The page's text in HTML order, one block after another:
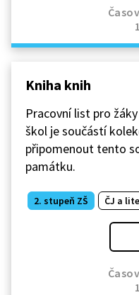
Kniha knih
Pracovní list pro
škol je součástí
připomenout tento
památku.
2. stupeň ZŠ ČJ a